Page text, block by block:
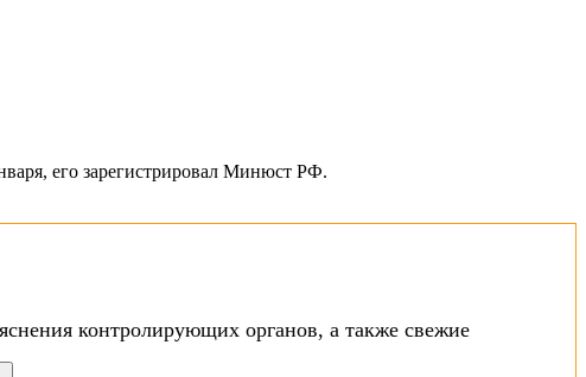
его зарегистрировал Минюст РФ.
контролирующих органов, а также свежие